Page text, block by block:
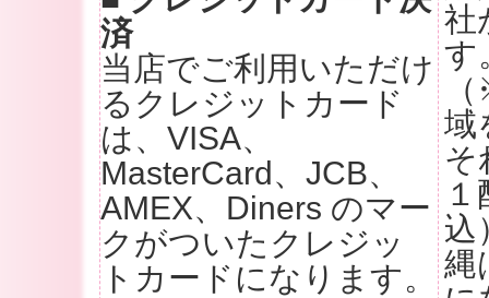
済
当店でご利用いただけ
るクレジットカード
は、VISA、
MasterCard、JCB、
AMEX、Diners のマー
クがついたクレジッ
トカードになります。
社
す
域
そ
込
縄